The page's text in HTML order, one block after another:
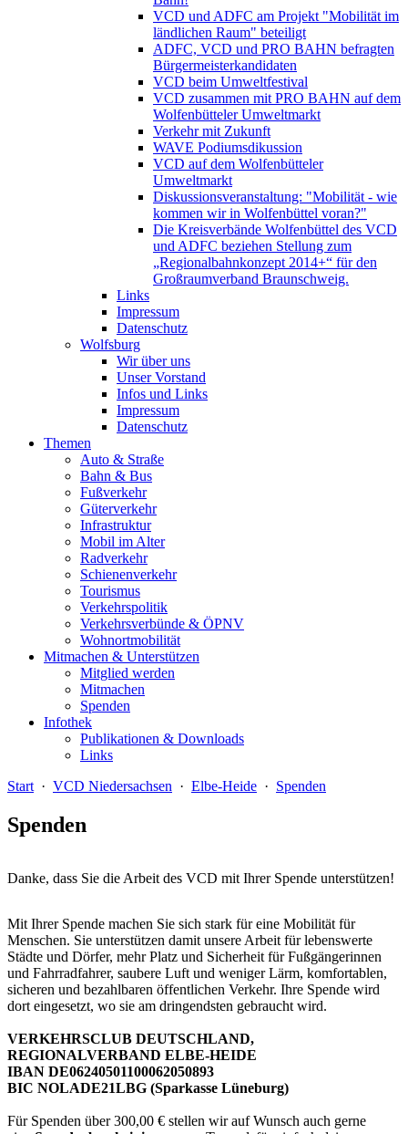
VCD und ADFC am Projekt "Mobilität im
ländlichen Raum" beteiligt
ADFC, VCD und PRO BAHN befragten
Bürgermeisterkandidaten
VCD beim Umweltfestival
VCD zusammen mit PRO BAHN auf dem
Wolfenbütteler Umweltmarkt
Verkehr mit Zukunft
WAVE Podiumsdikussion
VCD auf dem Wolfenbütteler
Umweltmarkt
Diskussionsveranstaltung: "Mobilität - wie
kommen wir in Wolfenbüttel voran?"
Die Kreisverbände Wolfenbüttel des VCD
und ADFC beziehen Stellung zum
„Regionalbahnkonzept 2014+“ für den
Großraumverband Braunschweig.
Links
Impressum
Datenschutz
Wolfsburg
Wir über uns
Unser Vorstand
Infos und Links
Impressum
Datenschutz
Themen
Auto & Straße
Bahn & Bus
Fußverkehr
Güterverkehr
Infrastruktur
Mobil im Alter
Radverkehr
Schienenverkehr
Tourismus
Verkehrspolitik
Verkehrsverbünde & ÖPNV
Wohnortmobilität
Mitmachen & Unterstützen
Mitglied werden
Mitmachen
Spenden
Infothek
Publikationen & Downloads
Links
Start · VCD Niedersachsen · Elbe-Heide · Spenden
Spenden
Danke, dass Sie die Arbeit des VCD mit Ihrer Spende unterstützen!
Mit Ihrer Spende machen Sie sich stark für eine Mobilität für
Menschen. Sie unterstützen damit unsere Arbeit für lebenswerte
Städte und Dörfer, mehr Platz und Sicherheit für Fußgängerinnen
und Fahrradfahrer, saubere Luft und weniger Lärm, komfortablen,
sicheren und bezahlbaren öffentlichen Verkehr. Ihre Spende wird
dort eingesetzt, wo sie am dringendsten gebraucht wird.
VERKEHRSCLUB DEUTSCHLAND,
REGIONALVERBAND ELBE-HEIDE
IBAN DE06240501100062050893
BIC NOLADE21LBG (Sparkasse Lüneburg)
Für Spenden über 300,00 € stellen wir auf Wunsch auch gerne